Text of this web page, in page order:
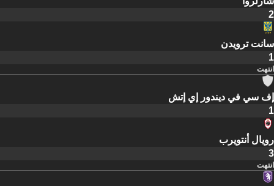
2
سانت ترويدن
1
انتهت
إف سي في ديندور إي إتش
1
رويال أنتويرب
3
انتهت